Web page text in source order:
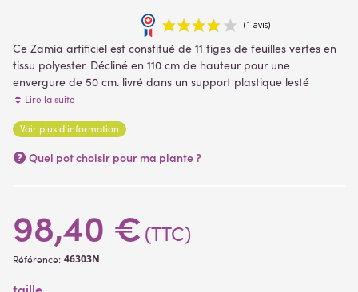
Ce Zamia artificiel est constitué de 11 tiges de feuilles vertes en
tissu polyester. Décliné en 110 cm de hauteur pour une
envergure de 50 cm. livré dans un support plastique lesté
servant de support de fixation, plantes artificielles
Lire la suite
Voir plus d'information
Quel pot choisir pour ma plante ?
98,40 € (TTC)
Référence: 46303N